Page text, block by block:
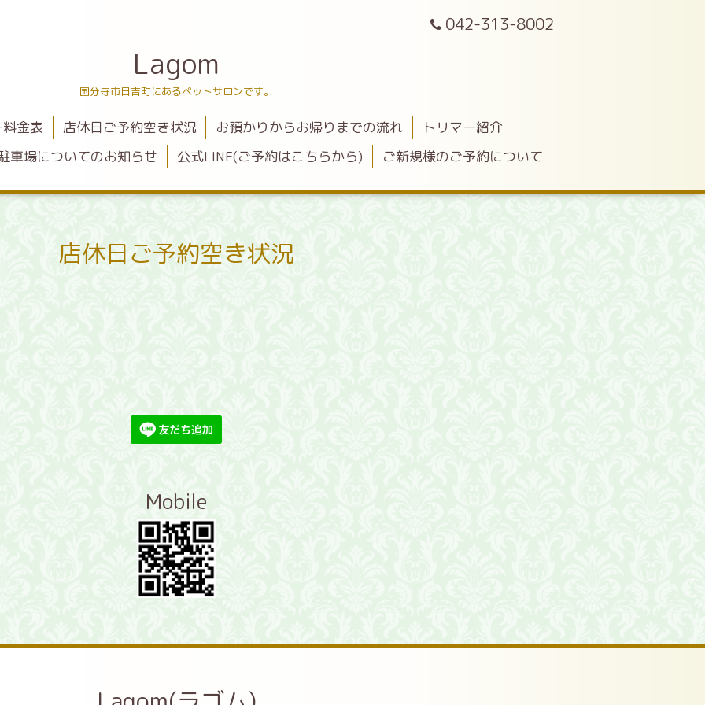
042-313-8002
Lagom
国分寺市日吉町にあるペットサロンです。
金表 店休日ご予約空き状況 お預かりからお帰りまでの流れ
トリマー紹介
車場についてのお知らせ
公式LINE(ご予約はこちらから) ご新規様のご予約について
店休日ご予約空き状況
Mobile